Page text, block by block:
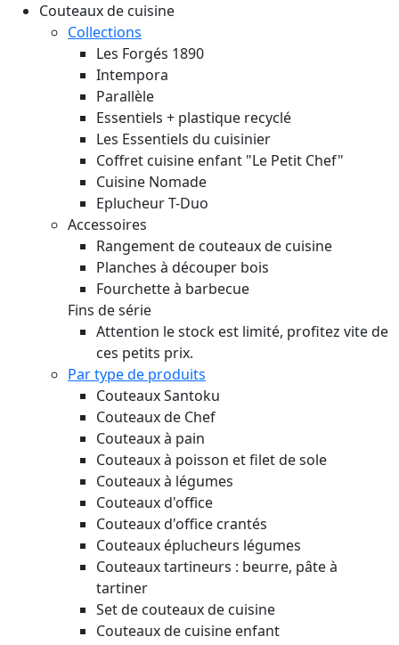
Couteaux de cuisine
Collections
Les Forgés 1890
Intempora
Parallèle
Essentiels + plastique recyclé
Les Essentiels du cuisinier
Coffret cuisine enfant "Le Petit Chef"
Cuisine Nomade
Eplucheur T-Duo
Accessoires
Rangement de couteaux de cuisine
Planches à découper bois
Fourchette à barbecue
Fins de série
Attention le stock est limité, profitez vite de
ces petits prix.
Par type de produits
Couteaux Santoku
Couteaux de Chef
Couteaux à pain
Couteaux à poisson et filet de sole
Couteaux à légumes
Couteaux d'office
Couteaux d'office crantés
Couteaux éplucheurs légumes
Couteaux tartineurs : beurre, pâte à
tartiner
Set de couteaux de cuisine
Couteaux de cuisine enfant